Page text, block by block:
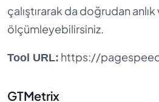
çalıştırarak da doğrudan anlık
ölçümleyebilirsiniz.
Tool URL: https://
GTMetrix